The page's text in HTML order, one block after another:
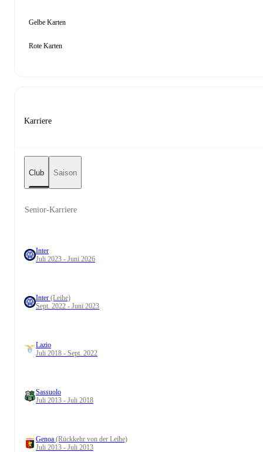
Gelbe Karten
Rote Karten
Karriere
Club Saison
Senior-Karriere
Inter
Juli 2023 - Juni 2026
Inter (Leihe)
Sept. 2022 - Juni 2023
Lazio
Juli 2018 - Sept. 2022
Sassuolo
Juli 2013 - Juli 2018
Genoa (Rückkehr von der Leihe)
Juli 2013 - Juli 2013